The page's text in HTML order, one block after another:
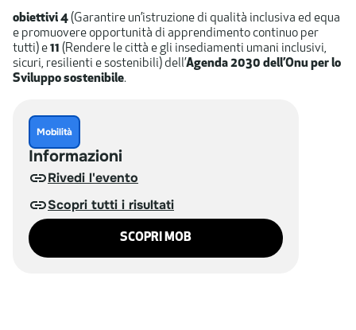
obiettivi 4(Garantire un’istruzione di qualità inclusiva ed equa
e promuovere opportunità di apprendimento continuo per
tutti) e11 (Rendere le città e gli insediamenti umani inclusivi,
sicuri, resilienti e sostenibili) dell’Agenda 2030 dell’Onu per lo
Sviluppo sostenibile.
Mobilità
Informazioni
Rivedi l'evento
Scopri tutti i risultati
SCOPRI MOB